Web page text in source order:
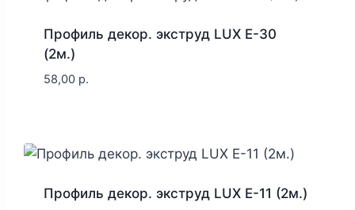
Профиль декор. экструд LUX E-30
(2м.)
58,00 р.
Профиль декор. экструд LUX E-11 (2м.)